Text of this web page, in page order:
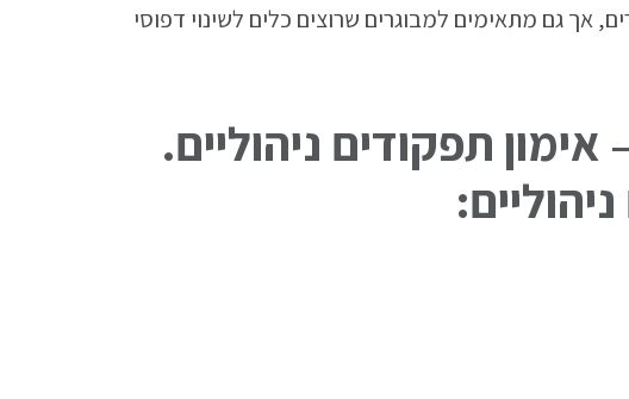
אך גם מתאימים למבוגרים שרוצים כלים לשינוי דפוסי
תפקודים ניהוליים.